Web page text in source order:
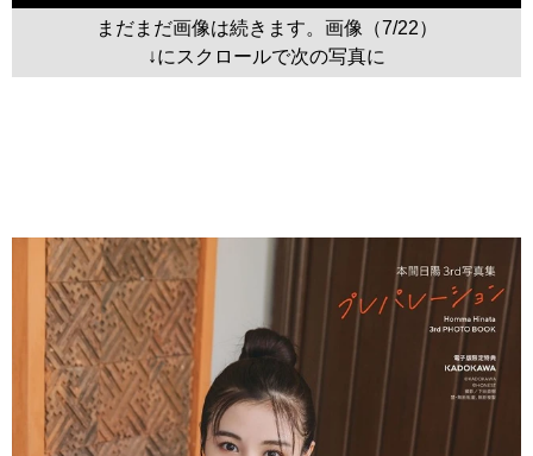
まだまだ画像は続きます。画像（7/22）
↓にスクロールで次の写真に